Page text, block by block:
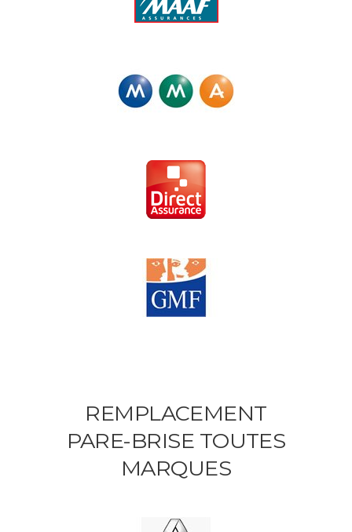
REMPLACEMENT
PARE-BRISE TOUTES
MARQUES